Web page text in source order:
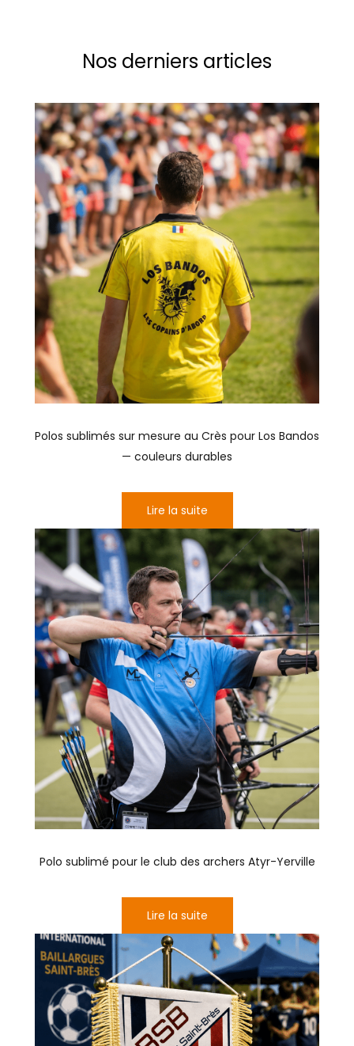
Nos derniers articles
Polos sublimés sur mesure au Crès pour Los Bandos
— couleurs durables
Lire la suite
Polo sublimé pour le club des archers Atyr-Yerville
Lire la suite